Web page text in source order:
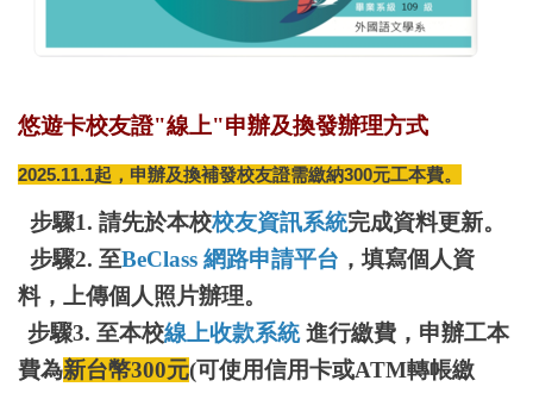
悠遊卡校友證"線上"申辦及換發辦理方式
2025.11.1起，申辦及換補發校友證需繳納300元工本費。
步驟1. 請先於本校校友資訊系統完成資料更新。
步驟2. 至BeClass 網路申請平台 ，填寫個人資
料，上傳個人照片辦理。
步驟3. 至本校線上收款系統進行繳費，申辦工本
費為新台幣300元(可使用信用卡或ATM轉帳繳